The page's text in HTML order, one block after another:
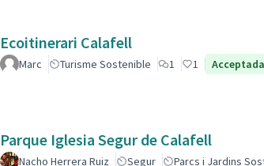
Ecoitinerari Calafell
Marc Turisme Sostenible 1 1 Acceptada
Parque Iglesia Segur de Calafell
Nacho Herrera Ruiz Segur Parcs i Jardins